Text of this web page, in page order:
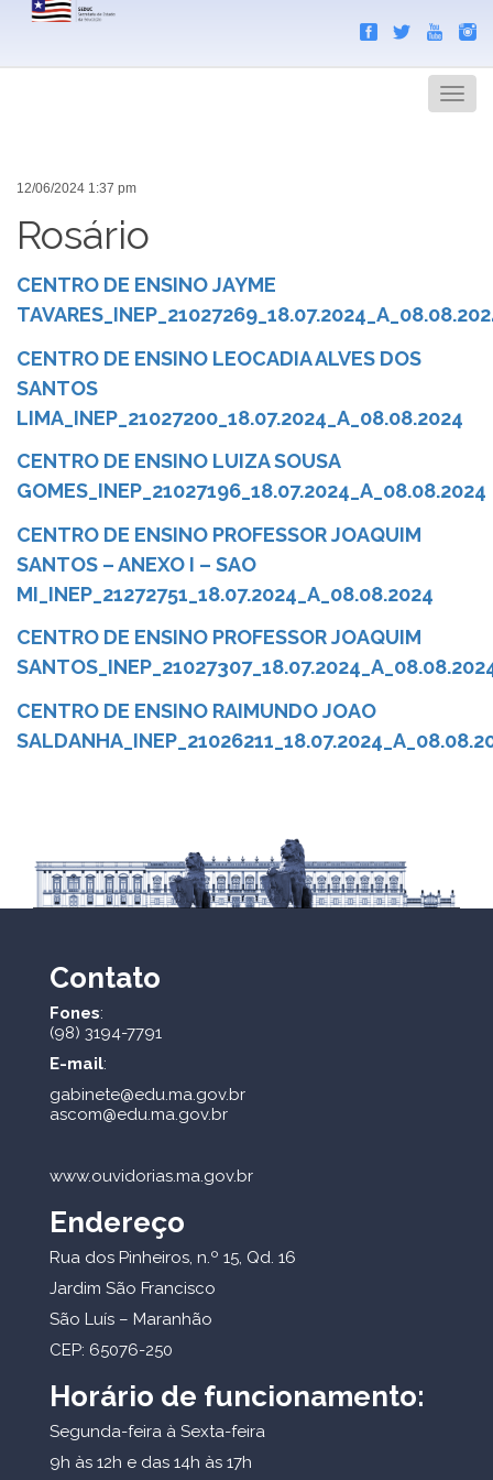
Menu
12/06/2024 1:37 pm
Rosário
CENTRO DE ENSINO JAYME
CENTRO DE ENSINO LEOCADIA ALVES DOS
SANTOS
LIMA_INEP_21027200_18.07.2024_A_08.08.2024
CENTRO DE ENSINO LUIZA SOUSA
GOMES_INEP_21027196_18.07.2024_A_08.08.2024
CENTRO DE ENSINO PROFESSOR JOAQUIM
SANTOS – ANEXO I – SAO
MI_INEP_21272751_18.07.2024_A_08.08.2024
CENTRO DE ENSINO PROFESSOR JOAQUIM
CENTRO DE ENSINO RAIMUNDO JOAO
Contato
Fones:
(98) 3194-7791
E-mail:
gabinete@edu.ma.gov.br
ascom@edu.ma.gov.br
www.ouvidorias.ma.gov.br
Endereço
Rua dos Pinheiros, n.º 15, Qd. 16
Jardim São Francisco
São Luís – Maranhão
CEP: 65076-250
Horário de funcionamento:
Segunda-feira à Sexta-feira
9h às 12h e das 14h às 17h